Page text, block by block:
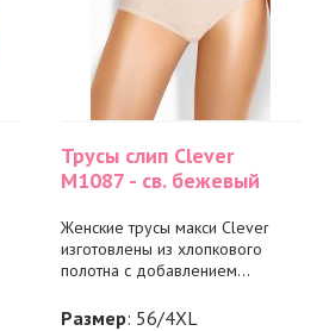
Трусы слип Clever
M1087 - св. бежевый
Женские трусы макси Clever
изготовлены из хлопкового
полотна с добавлением...
Размер: 56/4XL